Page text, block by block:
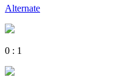
Alternate
0 : 1